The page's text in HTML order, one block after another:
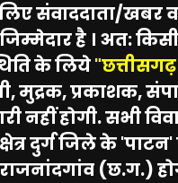
संवाददाता/खबर
है । अत:
के लिये
मुद्रक, प्रकाशक,
नहीं होगी. सभी
दुर्ग जिले के
(छ.ग.)